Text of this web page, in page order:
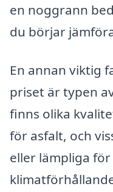
en noggrann
du börjar
En annan viktig
priset är typen
finns olika
för asfalt, och
eller lämpliga för